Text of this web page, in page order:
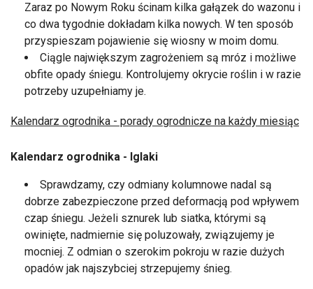
Zaraz po Nowym Roku ścinam kilka gałązek do wazonu i
co dwa tygodnie dokładam kilka nowych. W ten sposób
przyspieszam pojawienie się wiosny w moim domu.
Ciągle największym zagrożeniem są mróz i możliwe
obfite opady śniegu. Kontrolujemy okrycie roślin i w razie
potrzeby uzupełniamy je.
Kalendarz ogrodnika - porady ogrodnicze na każdy miesiąc
Kalendarz ogrodnika - Iglaki
Sprawdzamy, czy odmiany kolumnowe nadal są
dobrze zabezpieczone przed deformacją pod wpływem
czap śniegu. Jeżeli sznurek lub siatka, którymi są
owinięte, nadmiernie się poluzowały, związujemy je
mocniej. Z odmian o szerokim pokroju w razie dużych
opadów jak najszybciej strzepujemy śnieg.